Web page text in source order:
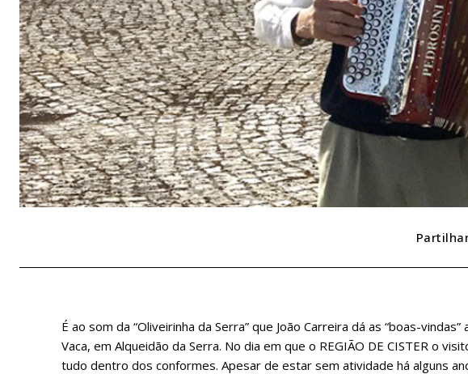
É ao som da “Oliveirinha da Serra” que João Carreira dá as “boas-
Vaca, em Alqueidão da Serra. No dia em que o REGIÃO DE CISTER o
tudo dentro dos conformes. Apesar de estar sem atividade há alguns